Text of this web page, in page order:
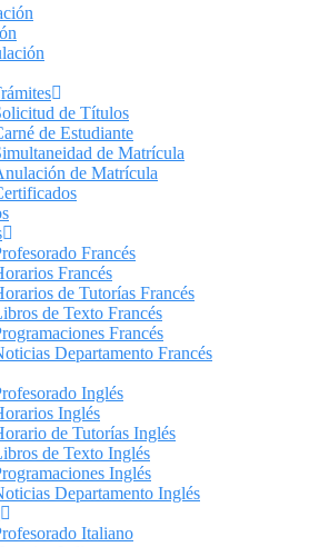
de Títulos
de Estudiante
de Matrícula
de Matrícula
Francés
Francés
de Tutorías Francés
de Texto Francés
Francés
Departamento Francés
Inglés
Inglés
de Tutorías Inglés
de Texto Inglés
Inglés
Departamento Inglés
Italiano